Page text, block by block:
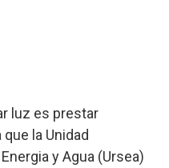
luz es prestar
la Unidad
y Agua (Ursea)